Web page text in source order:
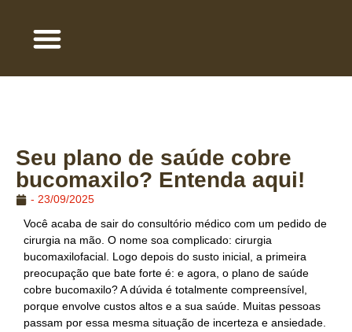
Seu plano de saúde cobre
bucomaxilo? Entenda aqui!
- 23/09/2025
Você acaba de sair do consultório médico com um pedido de
cirurgia na mão. O nome soa complicado: cirurgia
bucomaxilofacial. Logo depois do susto inicial, a primeira
preocupação que bate forte é: e agora, o plano de saúde
cobre bucomaxilo? A dúvida é totalmente compreensível,
porque envolve custos altos e a sua saúde. Muitas pessoas
passam por essa mesma situação de incerteza e ansiedade.